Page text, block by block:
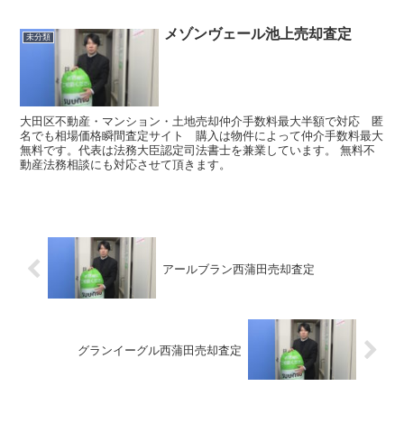
未分類 メゾンヴェール池上売却査定
大田区不動産・マンション・土地売却仲介手数料最大半額で対応 匿
名でも相場価格瞬間査定サイト 購入は物件によって仲介手数料最大
無料です。代表は法務大臣認定司法書士を兼業しています。 無料不
動産法務相談にも対応させて頂きます。
アールブラン西蒲田売却査定
グランイーグル西蒲田売却査定